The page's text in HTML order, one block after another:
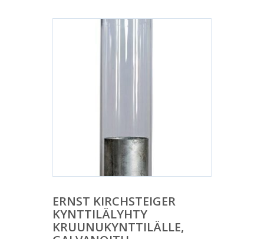
ERNST KIRCHSTEIGER
KYNTTILÄLYHTY
KRUUNUKYNTTILÄLLE,